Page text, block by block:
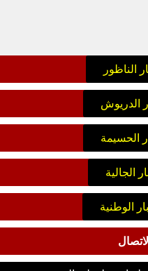
الناظور
الدريوش
الحسيمة
الجالية
الوطنية